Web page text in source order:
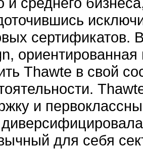
сертификатов.
Thawte в свой
и
для себя